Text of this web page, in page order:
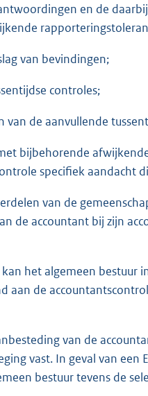
en de
van bevindingen;
controles;
van de aanvullende
bijbehorende
specifiek aandacht
van de
de accountant bij zijn
het algemeen bestuur
aan de
van de
vast. In geval van een
bestuur tevens de